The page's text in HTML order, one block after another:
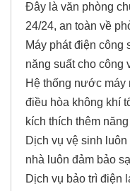
Đây là văn phòng
24/24, an toàn về
Máy phát điện công
năng suất cho công
Hệ thống nước máy
điều hòa không khí
kích thích thêm
Dịch vụ vệ sinh
nhà luôn đảm bảo
Dịch vụ bảo trì điện